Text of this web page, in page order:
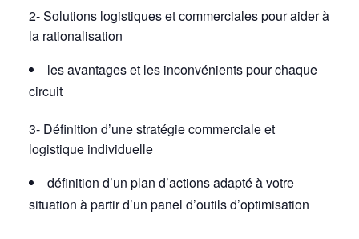
2- Solutions logistiques et commerciales pour aider à
la rationalisation
les avantages et les inconvénients pour chaque
circuit
3- Définition d’une stratégie commerciale et
logistique individuelle
définition d’un plan d’actions adapté à votre
situation à partir d’un panel d’outils d’optimisation